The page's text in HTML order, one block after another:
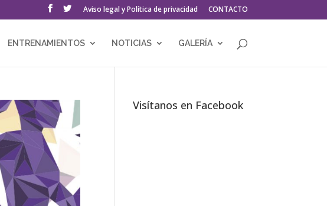
Aviso legal y Política de privacidad CONTACTO
ENTRENAMIENTOS NOTICIAS GALERÍA
Visítanos en Facebook